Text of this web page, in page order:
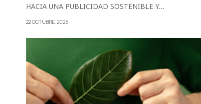
HACIA UNA PUBLICIDAD SOSTENIBLE Y…
22 OCTUBRE, 2025